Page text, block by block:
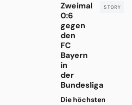
Zweimal
0:6
gegen
den
FC
Bayern
in
der
Bundesliga
Die höchsten